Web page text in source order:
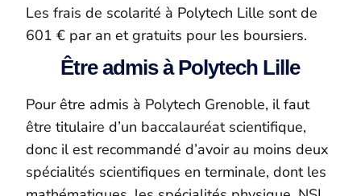
Les frais de scolarité à Polytech Lille sont de
601 € par an et gratuits pour les boursiers.
Être admis à Polytech Lille
Pour être admis à Polytech Grenoble, il faut
être titulaire d’un baccalauréat scientifique,
donc il est recommandé d’avoir au moins deux
spécialités scientifiques en terminale, dont les